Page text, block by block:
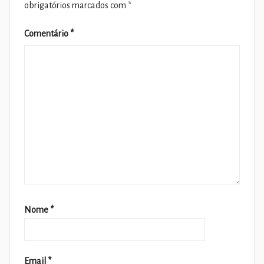
obrigatórios marcados com *
Comentário *
Nome *
Email *